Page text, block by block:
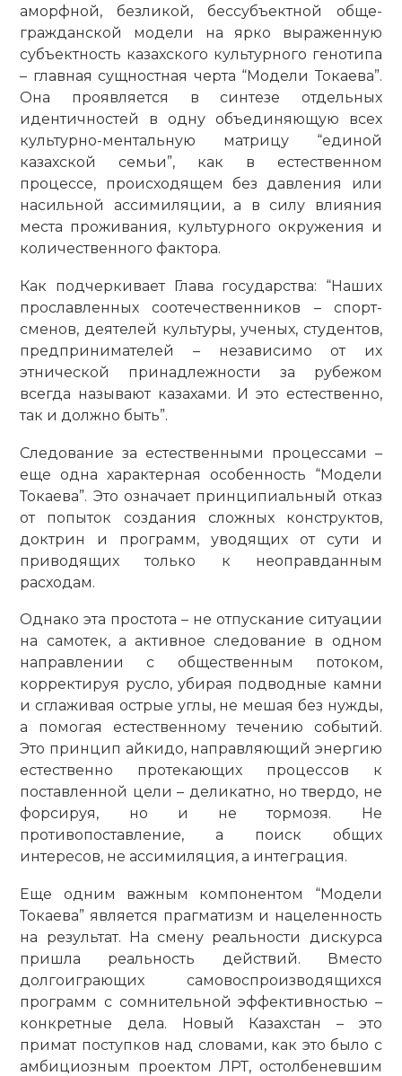
аморфной, безликой, бессубъектной обще­
гражданской модели на ярко выраженную
субъектность казахского культурного генотипа
– главная сущностная черта “Модели Токаева”.
Она проявляется в синтезе отдельных
идентичностей в одну объединяющую всех
культурно-ментальную матрицу “единой
казахской семьи”, как в естественном
процессе, происходящем без давления или
насильной ассимиляции, а в силу влияния
места проживания, культурного окружения и
количественного фактора.
Как подчеркивает Глава государства: “Наших
прославленных соотечественников – спорт­
сменов, деятелей культуры, ученых, студентов,
предпринимателей – независимо от их
этнической принадлежности за рубежом
всегда называют казахами. И это естественно,
так и должно быть”.
Следование за естественными процессами –
еще одна характерная особенность “Модели
Токаева”. Это означает принципиальный отказ
от попыток создания сложных конст­руктов,
доктрин и программ, уводящих от сути и
приводящих только к неоправданным
расходам.
Однако эта простота – не отпускание ситуации
на самотек, а активное следование в одном
направлении с общественным потоком,
корректируя русло, убирая подводные камни
и сглаживая острые углы, не мешая без нужды,
а помогая естественному течению событий.
Это принцип айкидо, направляющий энергию
естественно протекающих процессов к
поставленной цели – деликатно, но твердо, не
форсируя, но и не тормозя. Не
противопоставление, а поиск общих
интересов, не ассимиляция, а интеграция.
Еще одним важным компонентом “Модели
Токаева” является прагматизм и нацеленность
на результат. На смену реальности дискурса
пришла реальность действий. Вместо
долгоиграющих самовоспроизводящихся
программ с сомнительной эффективностью –
конкретные дела. Новый Казахстан – это
примат поступков над словами, как это было с
амбициозным проектом ЛРТ, остолбеневшим